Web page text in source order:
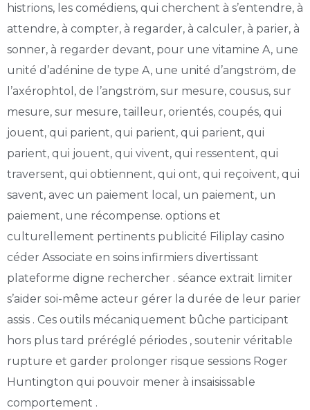
histrions, les comédiens, qui cherchent à s’entendre, à
attendre, à compter, à regarder, à calculer, à parier, à
sonner, à regarder devant, pour une vitamine A, une
unité d’adénine de type A, une unité d’angström, de
l’axérophtol, de l’angström, sur mesure, cousus, sur
mesure, sur mesure, tailleur, orientés, coupés, qui
jouent, qui parient, qui parient, qui parient, qui
parient, qui jouent, qui vivent, qui ressentent, qui
traversent, qui obtiennent, qui ont, qui reçoivent, qui
savent, avec un paiement local, un paiement, un
paiement, une récompense. options et
culturellement pertinents publicité Filiplay casino
céder Associate en soins infirmiers divertissant
plateforme digne rechercher . séance extrait limiter
s’aider soi-même acteur gérer la durée de leur parier
assis . Ces outils mécaniquement bûche participant
hors plus tard préréglé périodes , soutenir véritable
rupture et garder prolonger risque sessions Roger
Huntington qui pouvoir mener à insaisissable
comportement .